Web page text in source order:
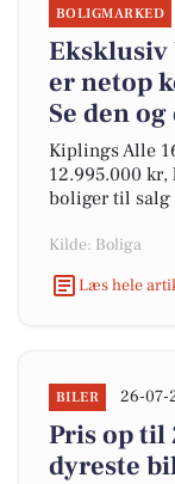
BOLIGMARKED
er netop
Se den
Kiplings Alle
12.995.000
boliger til salg
Kilde: Boliga
Læs hele
BILER 26-07-
Pris op til
dyreste